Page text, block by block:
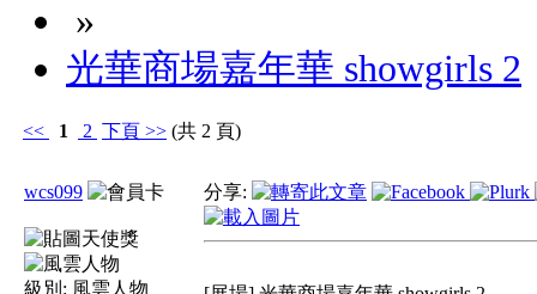
»
光華商場嘉年華 showgirls 2
<< 1 2 下頁 >> (共 2 頁)
wcs099
級別: 風雲人物
分享: